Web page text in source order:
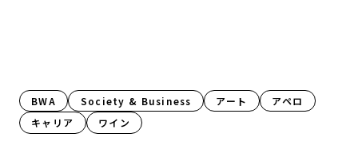
BWA Society & Business アート
アペロ
キャリア
ワイン